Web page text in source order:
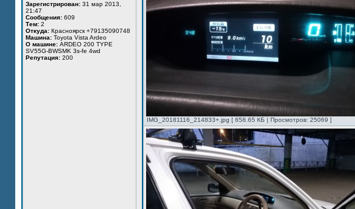
Зарегистрирован: 31 мар 2013,
21:47
Сообщения: 609
Тем: 2
Откуда: Красноярск +79135090748
Машина: Toyota Vista Ardeo
О машине: ARDEO 200 TYPE
SV55G-BWSMK 3s-fe 4wd
Репутация: 200
IMG_20181116_214833+.jpg [ 658.65 КБ | Просмотров: 25069 ]